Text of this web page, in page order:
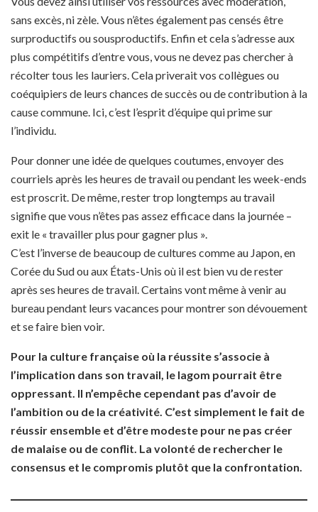
sans excès, ni zèle. Vous n’êtes également pas censés être
surproductifs ou sousproductifs. Enfin et cela s’adresse aux
plus compétitifs d’entre vous, vous ne devez pas chercher à
récolter tous les lauriers. Cela priverait vos collègues ou
coéquipiers de leurs chances de succès ou de contribution à la
cause commune. Ici, c’est l’esprit d’équipe qui prime sur
l’individu.
Pour donner une idée de quelques coutumes, envoyer des
courriels après les heures de travail ou pendant les week-ends
est proscrit. De même, rester trop longtemps au travail
signifie que vous n’êtes pas assez efficace dans la journée –
exit le « travailler plus pour gagner plus ».
C’est l’inverse de beaucoup de cultures comme au Japon, en
Corée du Sud ou aux États-Unis où il est bien vu de rester
après ses heures de travail. Certains vont même à venir au
bureau pendant leurs vacances pour montrer son dévouement
et se faire bien voir.
Pour la culture française où la réussite s’associe à
l’implication dans son travail, le lagom pourrait être
oppressant. Il n’empêche cependant pas d’avoir de
l’ambition ou de la créativité. C’est simplement le fait de
réussir ensemble et d’être modeste pour ne pas créer
de malaise ou de conflit. La volonté de rechercher le
consensus et le compromis plutôt que la confrontation.